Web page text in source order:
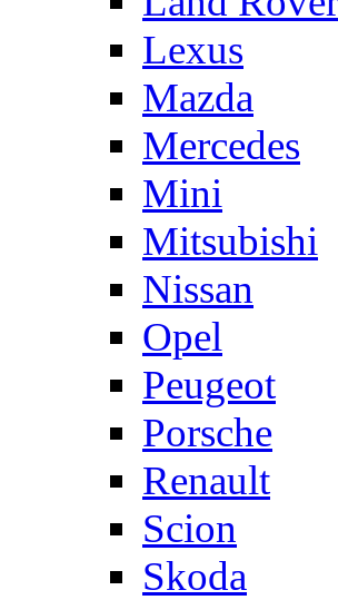
Lexus
Mazda
Mercedes
Mini
Mitsubishi
Nissan
Opel
Peugeot
Porsche
Renault
Scion
Skoda